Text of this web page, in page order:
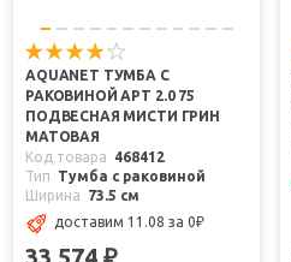
AQUANET ТУМБА С
РАКОВИНОЙ АРТ 2.0 75
ПОДВЕСНАЯ МИСТИ ГРИН
МАТОВАЯ
Код товара
468412
Тип
Тумба с раковиной
Ширина
73.5 см
доставим 11.08 за 0₽
33 574 ₽